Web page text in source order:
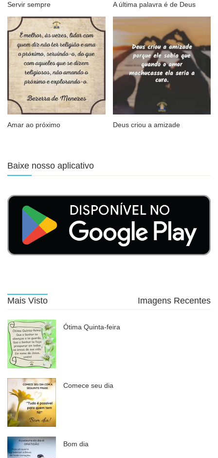
Servir sempre A última palavra é de Deus
Amar ao próximo Deus criou a amizade
Baixe nosso aplicativo
Mais Visto Imagens Recentes
Ótima Quinta-feira
Comece seu dia
Bom dia